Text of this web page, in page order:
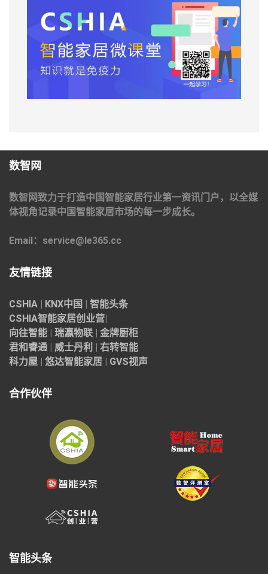
数智网
数智网致力于打造中国智能家居行业第一资讯门户，以全媒
体视角记录中国智能家居市场的每一步成长。
Email：service@le365.cc
友情链接
CSHIA KNX中国
智能头条
CSHIA智能家居创业营
向往智能
瑞瀛物联
金牌厨柜
君和睿通
威士丹利
右转智能
科力屋
悠达智能家居 GVS视声
合作伙伴
智能头条